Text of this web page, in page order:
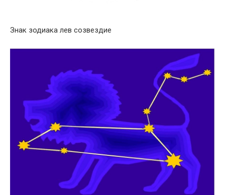
Знак зодиака лев созвездие